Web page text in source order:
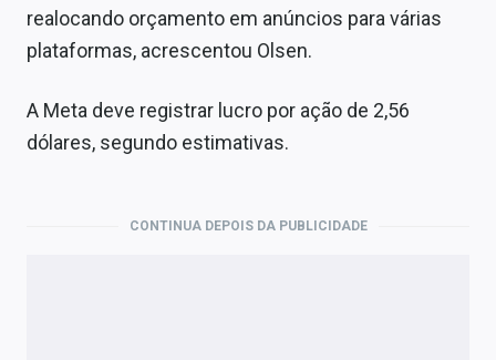
realocando orçamento em anúncios para várias
plataformas, acrescentou Olsen.
A Meta deve registrar lucro por ação de 2,56
dólares, segundo estimativas.
CONTINUA DEPOIS DA PUBLICIDADE